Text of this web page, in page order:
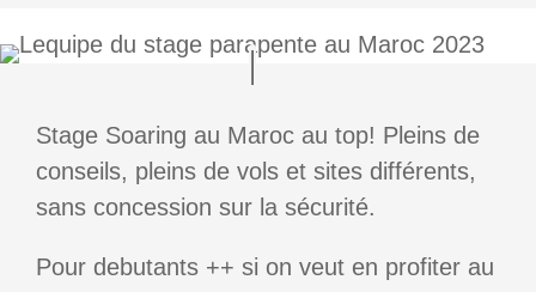
Stage Soaring au Maroc au top! Pleins de
conseils, pleins de vols et sites différents,
sans concession sur la sécurité.
Pour debutants ++ si on veut en profiter au